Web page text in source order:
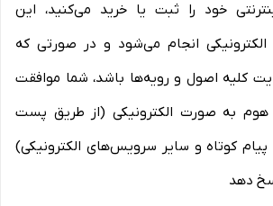
خود را ثبت یا خرید می‏‌کنید، این
انجام می‏‌شود و در صورتی که
کلیه اصول و رویه‏‌ها باشد، شما موافقت
هوم به صورت الکترونیکی (از طریق پست
پیام کوتاه و سایر سرویس‌های الکترونیکی)
دهد